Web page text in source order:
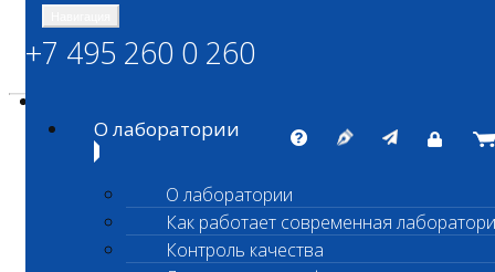
ШАНС БИО
Независимая ветеринарная лаборатория
+7 495 260 0 260
О лаборатории
О лаборатории
Как работает современная
Контроль качества